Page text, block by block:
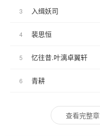
3 入缉妖司
4 裴思恒
5 忆往昔.叶漓卓翼轩
6 青耕
查看完整